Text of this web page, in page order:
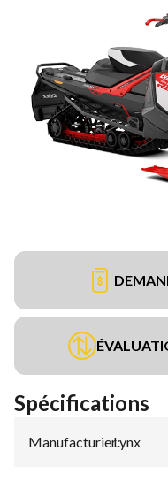
Spécifications
Manufacturier:
Lynx